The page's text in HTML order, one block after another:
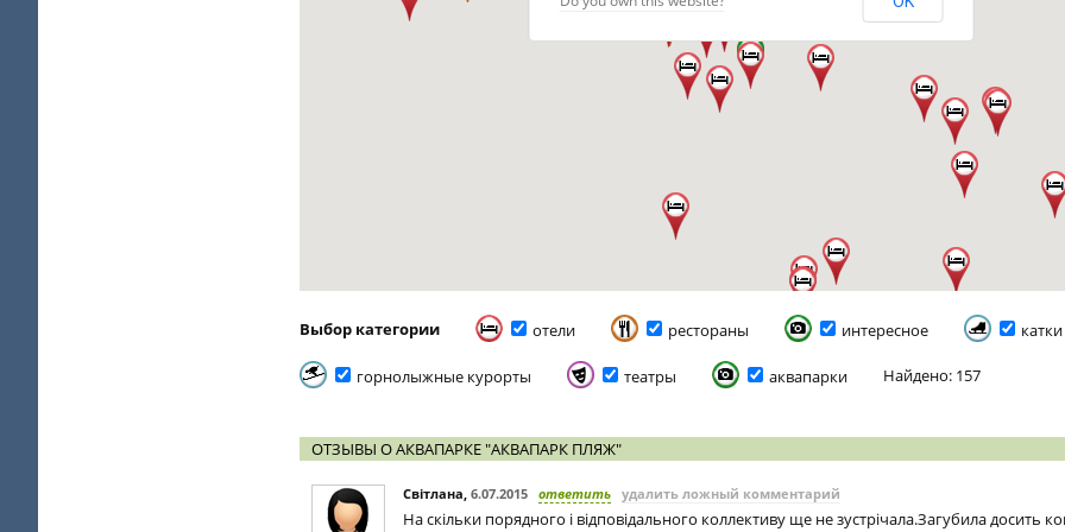
Выбор категории отели рестораны интересное катки
горнолыжные курорты театры аквапарки Найдено: 157
ОТЗЫВЫ О АКВАПАРКЕ "АКВАПАРК ПЛЯЖ"
Світлана, 6.07.2015 ответить удалить ложный комментарий
На скільки порядного і відповідального коллективу ще не зустрічала.Загубила досить